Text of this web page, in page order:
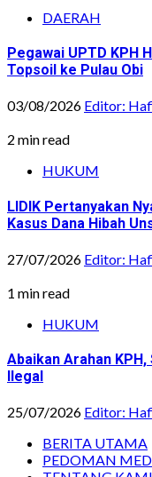
DAERAH
Pegawai UPTD KPH
Topsoil ke Pulau Obi
03/08/2026 Editor:
2 min read
HUKUM
LIDIK Pertanyakan
Kasus Dana Hibah
27/07/2026 Editor:
1 min read
HUKUM
Abaikan Arahan
Ilegal
25/07/2026 Editor:
BERITA UTAMA
PEDOMAN